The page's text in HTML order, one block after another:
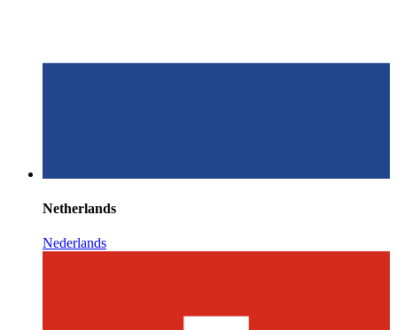
Netherlands
Nederlands